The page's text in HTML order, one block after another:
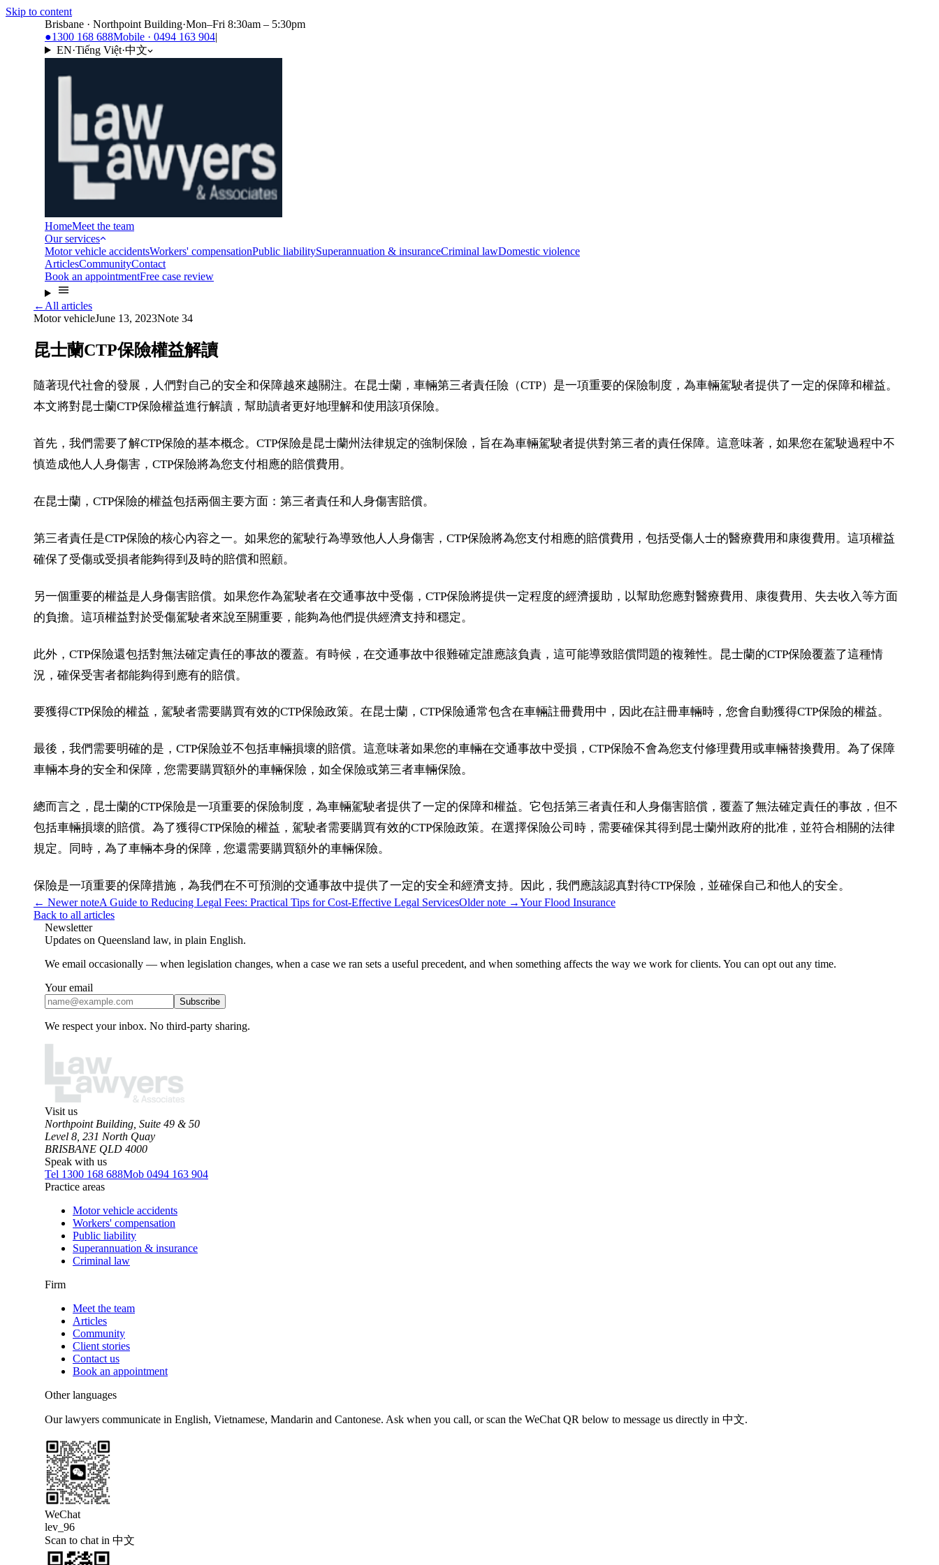
Skip to content
Brisbane · Northpoint Building·Mon–Fri 8:30am – 5:30pm
●1300 168 688Mobile · 0494 163 904|
EN·Tiếng Việt·中文
HomeMeet the team
Our services
Motor vehicle accidentsWorkers' compensationPublic liabilitySuperannuation & insuranceCriminal lawDomestic violence
ArticlesCommunityContact
Book an appointmentFree case review
← All articles
Motor vehicleJune 13, 2023Note 34
昆士蘭CTP保險權益解讀
隨著現代社會的發展，人們對自己的安全和保障越來越關注。在昆士蘭，車輛第三者責任險（CTP）是一項重要的保險制度，為車輛駕駛者提供了一定的保障和權益。
本文將對昆士蘭CTP保險權益進行解讀，幫助讀者更好地理解和使用該項保險。
首先，我們需要了解CTP保險的基本概念。CTP保險是昆士蘭州法律規定的強制保險，旨在為車輛駕駛者提供對第三者的責任保障。這意味著，如果您在駕駛過程中不
慎造成他人人身傷害，CTP保險將為您支付相應的賠償費用。
在昆士蘭，CTP保險的權益包括兩個主要方面：第三者責任和人身傷害賠償。
第三者責任是CTP保險的核心內容之一。如果您的駕駛行為導致他人人身傷害，CTP保險將為您支付相應的賠償費用，包括受傷人士的醫療費用和康復費用。這項權益
確保了受傷或受損者能夠得到及時的賠償和照顧。
另一個重要的權益是人身傷害賠償。如果您作為駕駛者在交通事故中受傷，CTP保險將提供一定程度的經濟援助，以幫助您應對醫療費用、康復費用、失去收入等方面
的負擔。這項權益對於受傷駕駛者來說至關重要，能夠為他們提供經濟支持和穩定。
此外，CTP保險還包括對無法確定責任的事故的覆蓋。有時候，在交通事故中很難確定誰應該負責，這可能導致賠償問題的複雜性。昆士蘭的CTP保險覆蓋了這種情
況，確保受害者都能夠得到應有的賠償。
要獲得CTP保險的權益，駕駛者需要購買有效的CTP保險政策。在昆士蘭，CTP保險通常包含在車輛註冊費用中，因此在註冊車輛時，您會自動獲得CTP保險的權益。
最後，我們需要明確的是，CTP保險並不包括車輛損壞的賠償。這意味著如果您的車輛在交通事故中受損，CTP保險不會為您支付修理費用或車輛替換費用。為了保障
車輛本身的安全和保障，您需要購買額外的車輛保險，如全保險或第三者車輛保險。
總而言之，昆士蘭的CTP保險是一項重要的保險制度，為車輛駕駛者提供了一定的保障和權益。它包括第三者責任和人身傷害賠償，覆蓋了無法確定責任的事故，但不
包括車輛損壞的賠償。為了獲得CTP保險的權益，駕駛者需要購買有效的CTP保險政策。在選擇保險公司時，需要確保其得到昆士蘭州政府的批准，並符合相關的法律
規定。同時，為了車輛本身的保障，您還需要購買額外的車輛保險。
保險是一項重要的保障措施，為我們在不可預測的交通事故中提供了一定的安全和經濟支持。因此，我們應該認真對待CTP保險，並確保自己和他人的安全。
← Newer noteA Guide to Reducing Legal Fees: Practical Tips for Cost-Effective Legal ServicesOlder note →Your Flood Insurance
Back to all articles
Newsletter
Updates on Queensland law, in plain English.
We email occasionally — when legislation changes, when a case we ran sets a useful precedent, and when something affects the way we work for clients. You can opt out any time.
Your email
Subscribe
We respect your inbox. No third-party sharing.
Visit us
Northpoint Building, Suite 49 & 50
Level 8, 231 North Quay
BRISBANE QLD 4000
Speak with us
Tel 1300 168 688Mob 0494 163 904
Practice areas
Motor vehicle accidents
Workers' compensation
Public liability
Superannuation & insurance
Criminal law
Firm
Meet the team
Articles
Community
Client stories
Contact us
Book an appointment
Other languages
Our lawyers communicate in English, Vietnamese, Mandarin and Cantonese. Ask when you call, or scan the WeChat QR below to message us directly in 中文.
WeChat
lev_96
Scan to chat in 中文